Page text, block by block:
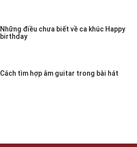
Những điều chưa biết về ca khúc Happy
birthday
Cách tìm hợp âm guitar trong bài hát